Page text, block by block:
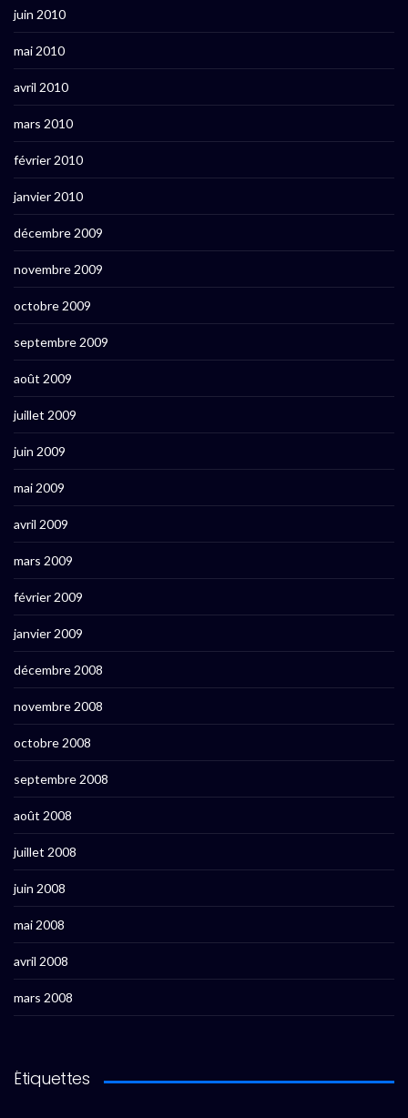
juin 2010
mai 2010
avril 2010
mars 2010
février 2010
janvier 2010
décembre 2009
novembre 2009
octobre 2009
septembre 2009
août 2009
juillet 2009
juin 2009
mai 2009
avril 2009
mars 2009
février 2009
janvier 2009
décembre 2008
novembre 2008
octobre 2008
septembre 2008
août 2008
juillet 2008
juin 2008
mai 2008
avril 2008
mars 2008
Étiquettes